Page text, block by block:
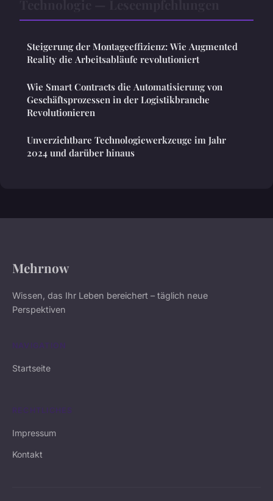
Steigerung der Montageeffizienz: Wie Augmented
Reality die Arbeitsabläufe revolutioniert
Wie Smart Contracts die Automatisierung von
Geschäftsprozessen in der Logistikbranche
Revolutionieren
Unverzichtbare Technologiewerkzeuge im Jahr
2024 und darüber hinaus
Mehrnow
Wissen, das Ihr Leben bereichert – täglich neue
Perspektiven
NAVIGATION
Startseite
RECHTLICHES
Impressum
Kontakt